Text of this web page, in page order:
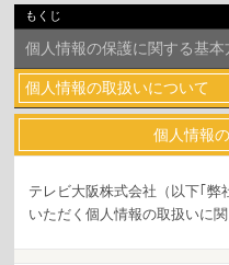
個人情報の保護に関する基本
個人情報の取扱いについて
個人情報
テレビ大阪株式会社（以下｢弊
いただく個人情報の取扱いに